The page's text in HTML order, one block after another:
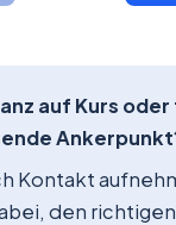
auf Kurs
Kontakt
den